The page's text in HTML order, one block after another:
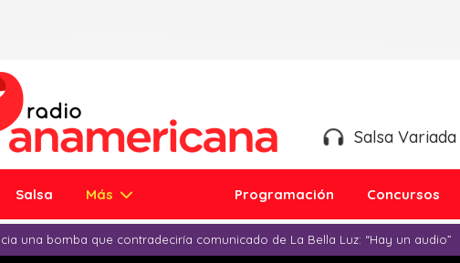
Salsa Variada
Salsa Más Programación Concursos
una bomba que contradeciría comunicado de La Bella Luz: “Hay un audio”